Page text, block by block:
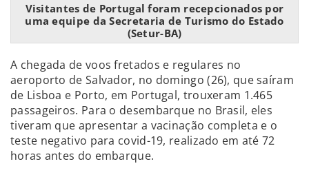
Visitantes de Portugal foram recepcionados por
uma equipe da Secretaria de Turismo do Estado
(Setur-BA)
A chegada de voos fretados e regulares no
aeroporto de Salvador, no domingo (26), que saíram
de Lisboa e Porto, em Portugal, trouxeram 1.465
passageiros. Para o desembarque no Brasil, eles
tiveram que apresentar a vacinação completa e o
teste negativo para covid-19, realizado em até 72
horas antes do embarque.